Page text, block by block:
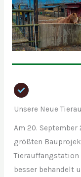
Unsere Neue
Am 20.
größten
Tierauffangstation
besser behandelt